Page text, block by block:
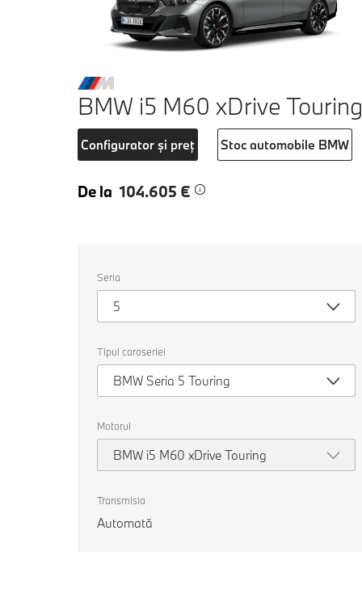
BMW i5 M60 xDrive Touring
Configurator și preț Stoc automobile BMW
De la 104.605 €
următoarele
proprietăți
pentru
a
o
mașină
pentru
comparație.
Seria
5
Tipul caroseriei
BMW Seria 5 Touring
Motorul
BMW i5 M60 xDrive Touring
Transmisia
Automată